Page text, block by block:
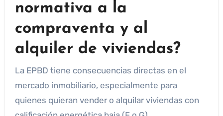
normativa a la
compraventa y al
alquiler de viviendas?
La EPBD tiene consecuencias directas en el
mercado inmobiliario, especialmente para
quienes quieran vender o alquilar viviendas con